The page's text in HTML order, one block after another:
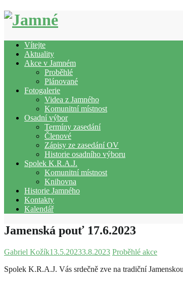
Vítejte
Aktuality
Akce v Jamném
Proběhlé
Plánované
Fotogalerie
Videa z Jamného
Komunitní místnost
Osadní výbor
Termíny zasedání
Členové
Zápisy ze zasedání OV
Historie osadního výboru
Spolek K.R.A.J.
Komunitní místnost
Knihovna
Historie Jamného
Kontakty
Kalendář
Jamenská pouť 17.6.2023
Gabriel Kožík13.5.20233.8.2023 Proběhlé akce
Spolek K.R.A.J. Vás srdečně zve na tradiční